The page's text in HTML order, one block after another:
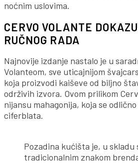
noćnim uslovima.
CERVO VOLANTE
RUČNOG RADA
Najnovije izdanje nastalo je u
Volanteom, sve uticajnijom
koja proizvodi kaiševe od biljno
održivih izvora. Ovom prilikom
nijansu mahagonija, koja se
ciferblata.
Pozadina kućišta je, u
tradicionalnim znakom